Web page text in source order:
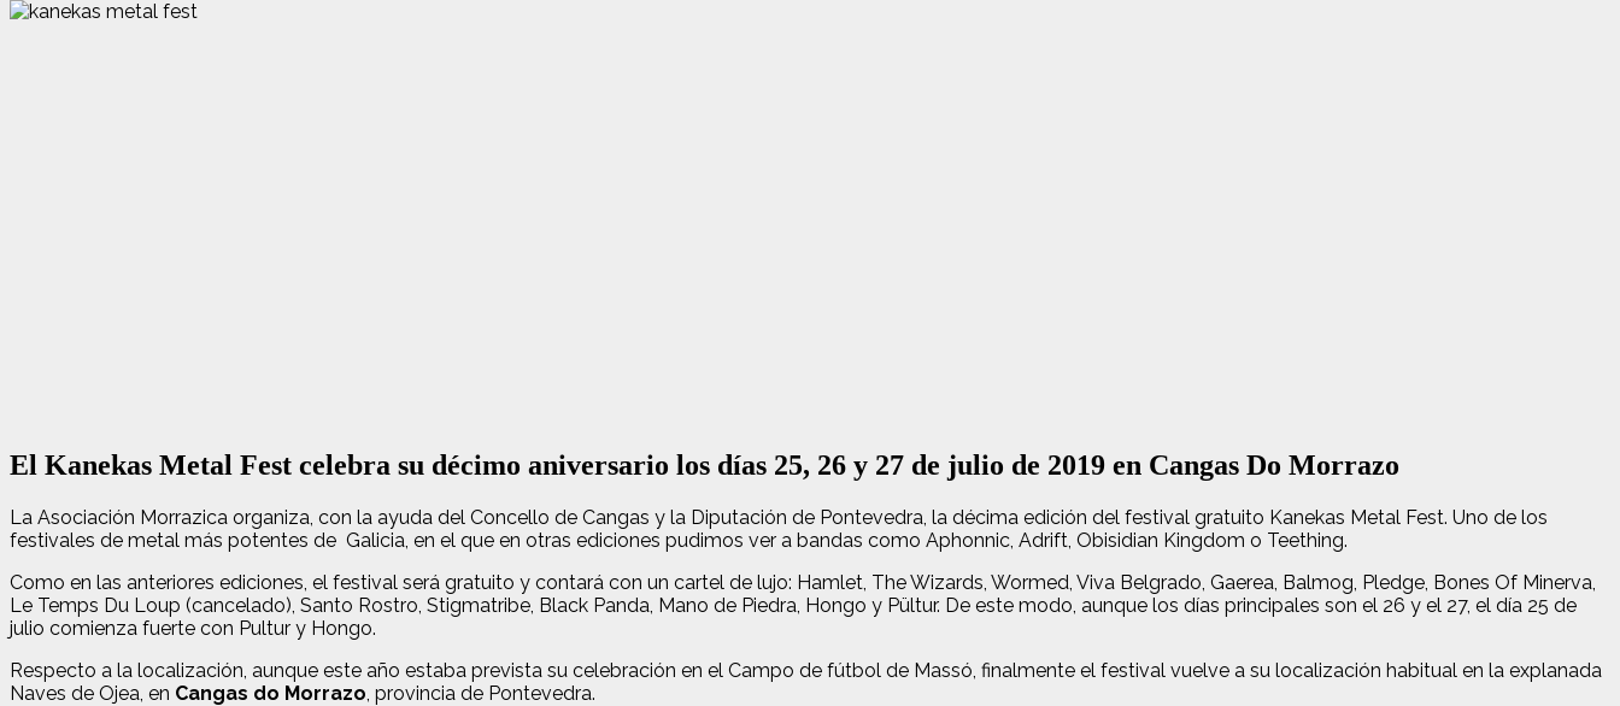
El Kanekas Metal Fest celebra su décimo aniversario los días 25, 26 y 27 de julio de 2019 en Cangas Do Morrazo
La Asociación Morrazica organiza, con la ayuda del Concello de Cangas y la Diputación de Pontevedra, la décima edición del festival gratuito Kanekas Metal Fest. Uno de los
festivales de metal más potentes de Galicia, en el que en otras ediciones pudimos ver a bandas como Aphonnic, Adrift, Obisidian Kingdom o Teething.
Como en las anteriores ediciones, el festival será gratuito y contará con un cartel de lujo: Hamlet, The Wizards, Wormed, Viva Belgrado, Gaerea, Balmog, Pledge, Bones Of Minerva,
Le Temps Du Loup (cancelado), Santo Rostro, Stigmatribe, Black Panda, Mano de Piedra, Hongo y Pültur. De este modo, aunque los días principales son el 26 y el 27, el día 25 de
julio comienza fuerte con Pultur y Hongo.
Respecto a la localización, aunque este año estaba prevista su celebración en el Campo de fútbol de Massó, finalmente el festival vuelve a su localización habitual en la explanada
Naves de Ojea, en Cangas do Morrazo , provincia de Pontevedra.